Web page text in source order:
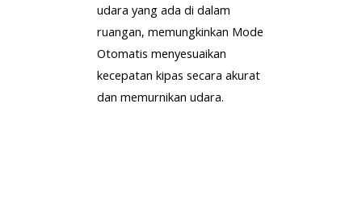
udara yang ada di dalam
ruangan, memungkinkan Mode
Otomatis menyesuaikan
kecepatan kipas secara akurat
dan memurnikan udara.